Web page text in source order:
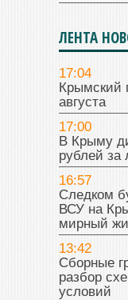
ЛЕНТА
17:04
Крымский
августа
17:00
В Крыму
рублей за
16:57
Следком
ВСУ на
мирный
13:42
Сборные
разбор
условий